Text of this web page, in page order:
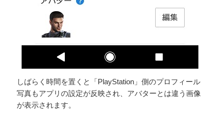
しばらく時間を置くと「PlayStation」側のプロフィール
写真もアプリの設定が反映され、アバターとは違う画像
が表示されます。